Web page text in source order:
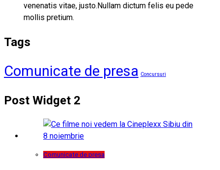
venenatis vitae, justo.Nullam dictum felis eu pede
mollis pretium.
Tags
Comunicate de presa Concursuri
Post Widget 2
Comunicate de presa